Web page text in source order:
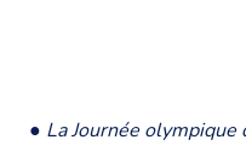
● La Journée olympique